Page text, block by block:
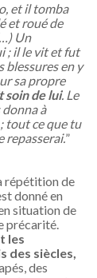
et il tomba
et roué de
Un
; il le vit et fut
blessures en y
sa propre
soin de lui. Le
donna à
tout ce que tu
repasserai.”
répétition de
donné en
situation de
précarité.
les
des siècles,
des